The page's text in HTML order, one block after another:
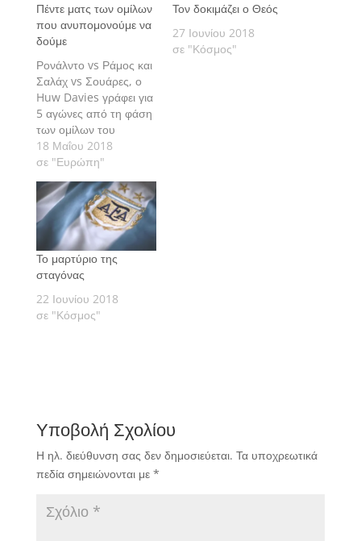
Πέντε ματς των ομίλων
που ανυπομονούμε να
δούμε
Ρονάλντο vs Ράμος και
Σαλάχ vs Σουάρες, ο
Huw Davies γράφει για
5 αγώνες από τη φάση
των ομίλων του
Παγκοσμίου Κυπέλλου
της Ρωσίας που
ανυπομονούμε να
δούμε.
18 Μαΐου 2018
σε "Ευρώπη"
Τον δοκιμάζει ο Θεός
27 Ιουνίου 2018
σε "Κόσμος"
Το μαρτύριο της
σταγόνας
22 Ιουνίου 2018
σε "Κόσμος"
Υποβολή Σχολίου
Η ηλ. διεύθυνση σας δεν δημοσιεύεται. Τα υποχρεωτικά
πεδία σημειώνονται με *